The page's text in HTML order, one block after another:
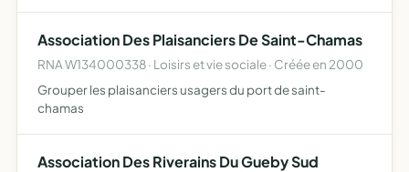
Association Des Plaisanciers De Saint-Chamas
RNA W134000338 · Loisirs et vie sociale · Créée en 2000
Grouper les plaisanciers usagers du port de saint-
chamas
Association Des Riverains Du Gueby Sud